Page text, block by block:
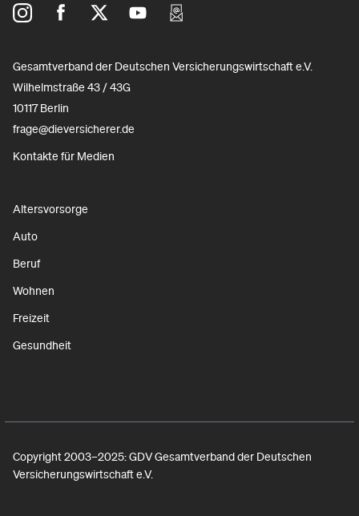
Gesamtverband der Deutschen Versicherungswirtschaft e.V.
Wilhelmstraße 43 / 43G
10117 Berlin
frage@dieversicherer.de
Kontakte für Medien
Altersvorsorge
Auto
Beruf
Wohnen
Freizeit
Gesundheit
Copyright 2003–2025: GDV Gesamtverband der Deutschen
Versicherungswirtschaft e.V.